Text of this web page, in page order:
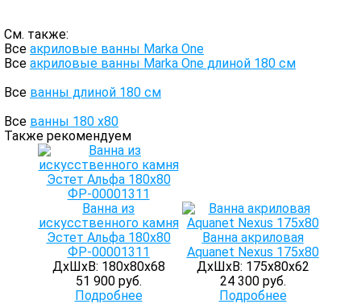
См. также:
Все акриловые ванны Marka One
Все акриловые ванны Marka One длиной 180 см
Все ванны длиной 180 см
Все ванны 180 х80
Также рекомендуем
Ванна из
искусственного камня
Эстет Альфа 180x80
ФР-00001311
ДхШхВ: 180х80х68
51 900 руб.
Подробнее
Ванна акриловая
Aquanet Nexus 175x80
ДхШхВ: 175х80х62
24 300 руб.
Подробнее